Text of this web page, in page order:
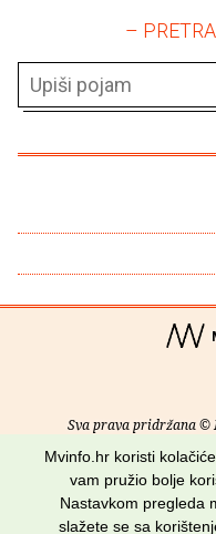
–
Sva prava pridržana ©
Mvinfo.hr koristi
vam pružio bolje
Nastavkom pregleda
slažete se sa